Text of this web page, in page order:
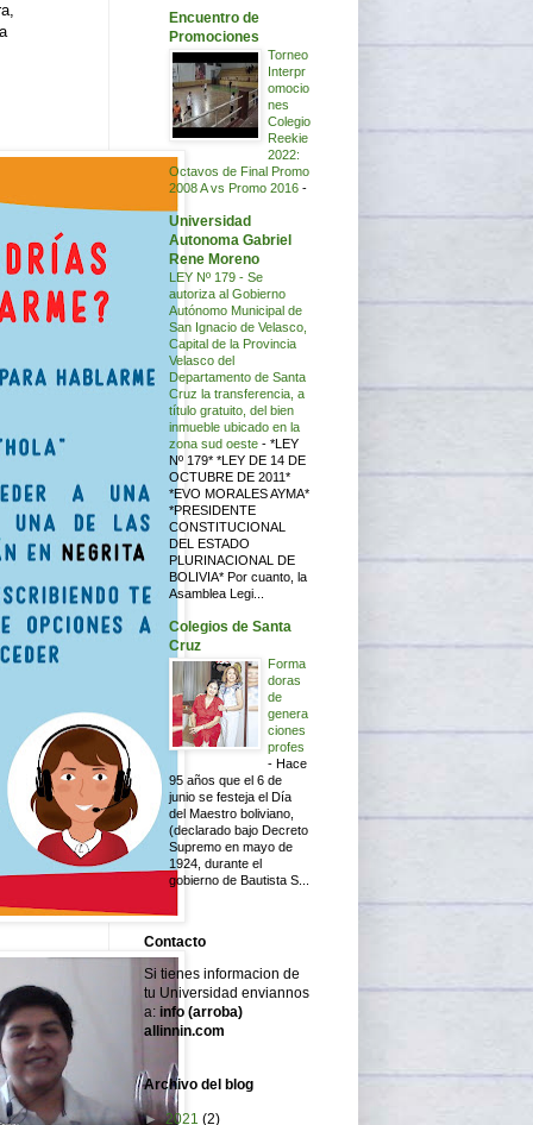
Encuentro de
Promociones
Torneo
Interpr
omocio
nes
Colegio
Reekie
2022:
Octavos de Final Promo
2008 A vs Promo 2016 -
Universidad
Autonoma Gabriel
Rene Moreno
LEY Nº 179 - Se
autoriza al Gobierno
Autónomo Municipal de
San Ignacio de Velasco,
Capital de la Provincia
Velasco del
Departamento de Santa
Cruz la transferencia, a
título gratuito, del bien
inmueble ubicado en la
zona sud oeste - *LEY
Nº 179* *LEY DE 14 DE
OCTUBRE DE 2011*
*EVO MORALES AYMA*
*PRESIDENTE
CONSTITUCIONAL
DEL ESTADO
PLURINACIONAL DE
BOLIVIA* Por cuanto, la
Asamblea Legi...
Colegios de Santa
Cruz
Forma
doras
de
genera
ciones
profes
- Hace
95 años que el 6 de
junio se festeja el Día
del Maestro boliviano,
(declarado bajo Decreto
Supremo en mayo de
1924, durante el
gobierno de Bautista S...
Contacto
Si tienes informacion de
tu Universidad enviannos
a: info (arroba)
allinnin.com
Archivo del blog
►2021 (2)